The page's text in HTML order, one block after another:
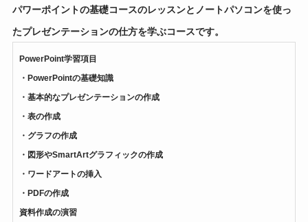
パワーポイントの基礎コースのレッスンとノートパソコンを使っ
たプレゼンテーションの仕方を学ぶコースです。
PowerPoint学習項目
・PowerPointの基礎知識
・基本的なプレゼンテーションの作成
・表の作成
・グラフの作成
・図形やSmartArtグラフィックの作成
・ワードアートの挿入
・PDFの作成
資料作成の演習